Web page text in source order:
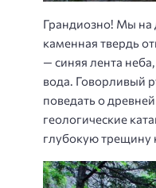
Грандиозно! Мы на
каменная твердь
— синяя лента
вода. Говорливый
поведать о
геологические
глубокую трещину